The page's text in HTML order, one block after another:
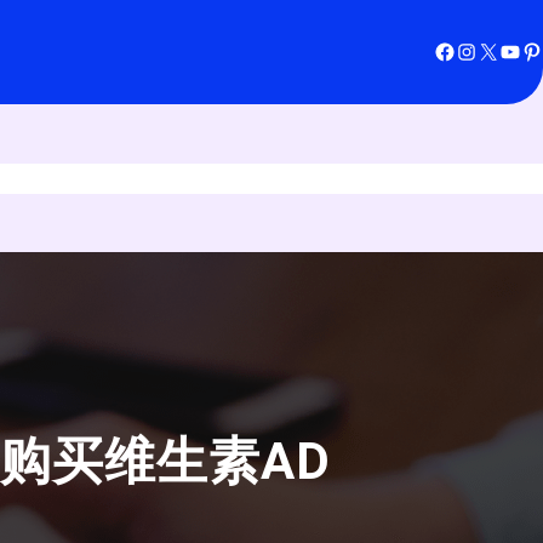
Facebook Instagram X YouTube Pinterest
买维生素AD